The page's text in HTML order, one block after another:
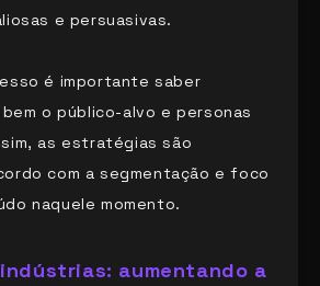
e persuasivas.
é importante saber
o público-alvo e personas
as estratégias são
com a segmentação e foco
naquele momento.
indústrias: aumentando a